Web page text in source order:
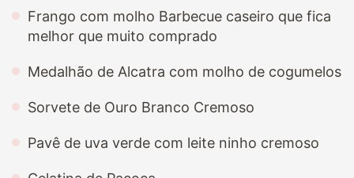
Frango com molho Barbecue caseiro que fica
melhor que muito comprado
Medalhão de Alcatra com molho de cogumelos
Sorvete de Ouro Branco Cremoso
Pavê de uva verde com leite ninho cremoso